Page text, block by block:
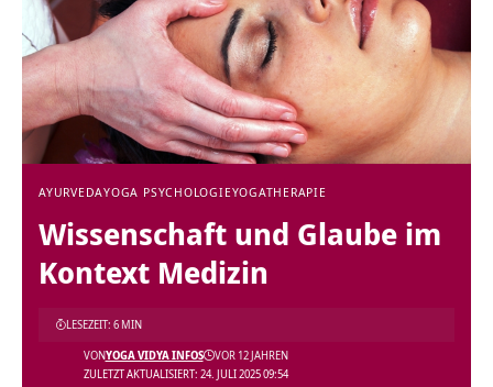
AYURVEDAYOGA PSYCHOLOGIEYOGATHERAPIE
Wissenschaft und Glaube im
Kontext Medizin
ZULETZT AKTUALISIERT: 24. JULI 2025 09:54
VONYOGA VIDYA INFOS VOR 12 JAHREN
LESEZEIT: 6 MIN